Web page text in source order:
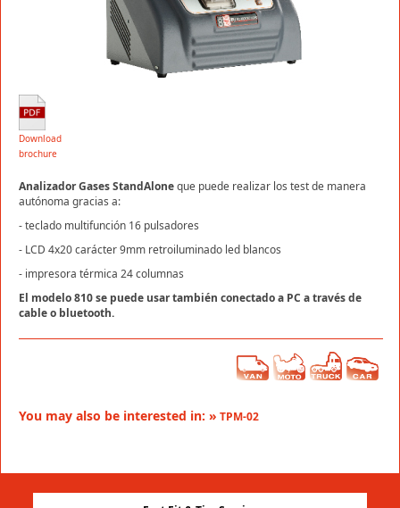
Download
brochure
Analizador Gases StandAloneque puede realizar los test de manera
autónoma gracias a:
-teclado multifunción 16 pulsadores
- LCD 4x20 carácter 9mm retroiluminado led blancos
- impresora térmica 24 columnas
El modelo 810 se puede usar también conectado a PC a través de
cable o bluetooth.
You may also be interested in: » TPM-02